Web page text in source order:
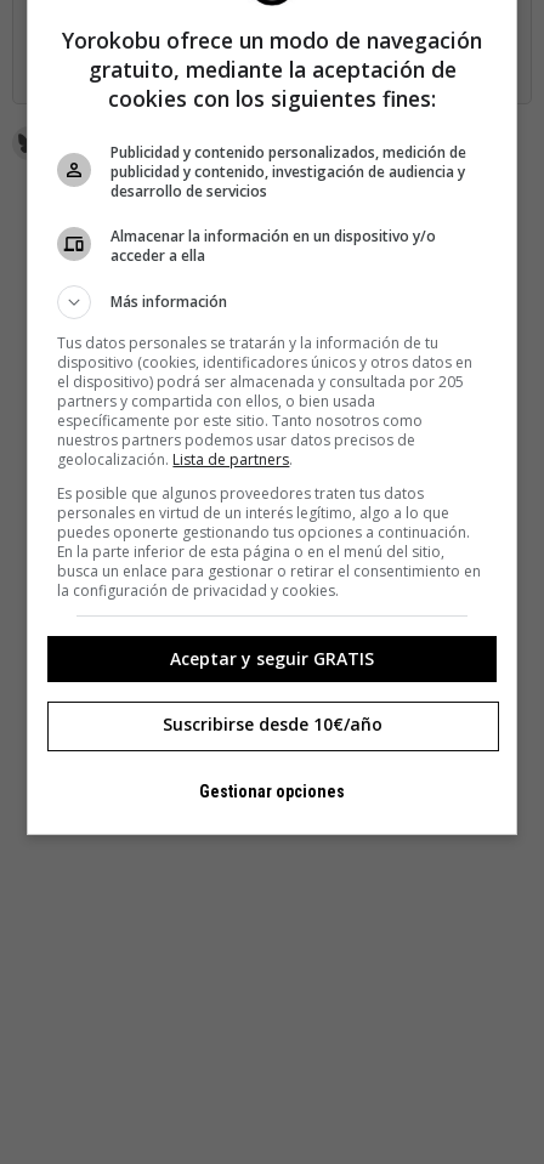
SUSCRÍBETE AHORA
Yorokobu ofrece un modo de navegación
gratuito, mediante la aceptación de
cookies con los siguientes fines:
Publicidad y contenido personalizados, medición de
publicidad y contenido, investigación de audiencia y
desarrollo de servicios
Almacenar la información en un dispositivo y/o
acceder a ella
Más información
Tus datos personales se tratarán y la información de tu
dispositivo (cookies, identificadores únicos y otros datos en
el dispositivo) podrá ser almacenada y consultada por 205
partners y compartida con ellos, o bien usada
específicamente por este sitio. Tanto nosotros como
nuestros partners podemos usar datos precisos de
geolocalización. Lista de partners.
Es posible que algunos proveedores traten tus datos
personales en virtud de un interés legítimo, algo a lo que
puedes oponerte gestionando tus opciones a continuación.
En la parte inferior de esta página o en el menú del sitio,
busca un enlace para gestionar o retirar el consentimiento en
la configuración de privacidad y cookies.
Aceptar y seguir GRATIS
Suscribirse desde 10€/año
Gestionar opciones